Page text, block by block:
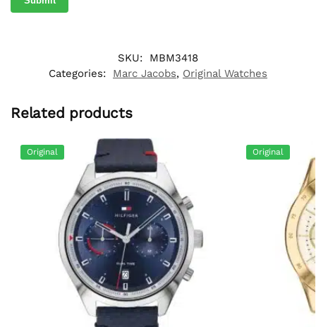
SKU:
MBM3418
Categories:
Marc Jacobs, Original Watches
Related products
Original Original